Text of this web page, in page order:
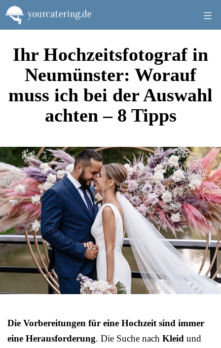
Zum
Inhalt
springen
Ihr Hochzeitsfotograf in
Neumünster: Worauf
muss ich bei der Auswahl
achten – 8 Tipps
Die Vorbereitungen für eine Hochzeit sind immer
eine Herausforderung. Die Suche nach Kleid und